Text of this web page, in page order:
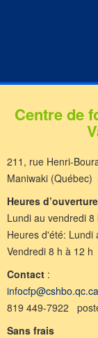
Centre de
211, rue Henri-
Maniwaki
Heures d’ouverture
Lundi au vendredi
Heures d'été: Lundi
Vendredi 8 h à 12 h
Contact :
infocfp@cshbo.qc.ca
819 449-7922
Sans frais